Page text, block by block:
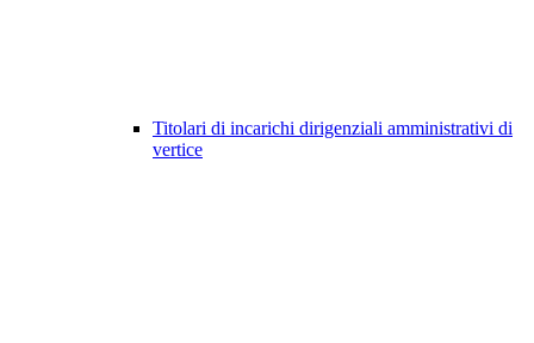
Titolari di incarichi dirigenziali amministrativi di
vertice